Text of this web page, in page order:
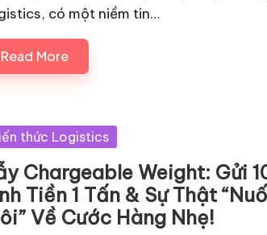
có một niềm tin…
Read More
thức Logistics
Chargeable Weight: Gửi
Tiền 1 Tấn & Sự Thật
Về Cước Hàng Nhẹ!